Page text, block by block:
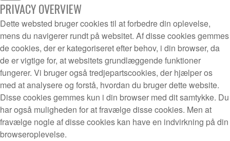
PRIVACY OVERVIEW
Dette websted bruger cookies til at forbedre din oplevelse,
mens du navigerer rundt på websitet. Af disse cookies gemmes
de cookies, der er kategoriseret efter behov, i din browser, da
de er vigtige for, at websitets grundlæggende funktioner
fungerer. Vi bruger også tredjepartscookies, der hjælper os
med at analysere og forstå, hvordan du bruger dette website.
Disse cookies gemmes kun i din browser med dit samtykke. Du
har også muligheden for at fravælge disse cookies. Men at
fravælge nogle af disse cookies kan have en indvirkning på din
browseroplevelse.